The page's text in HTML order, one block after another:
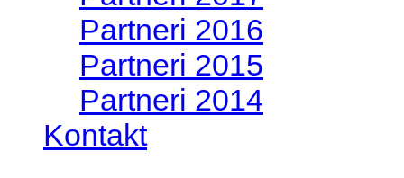
Partneri 2016
Partneri 2015
Partneri 2014
Kontakt